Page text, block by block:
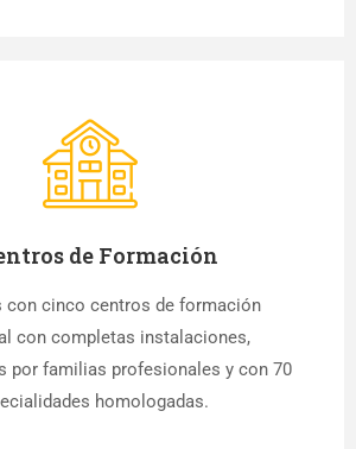
de Formación
con cinco centros de formación
con completas instalaciones,
por familias profesionales y con 70
homologadas.